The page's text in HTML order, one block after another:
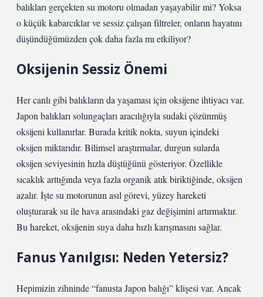
balıkları gerçekten su motoru olmadan yaşayabilir mi? Yoksa
o küçük kabarcıklar ve sessiz çalışan filtreler, onların hayatını
düşündüğümüzden çok daha fazla mı etkiliyor?
Oksijenin Sessiz Önemi
Her canlı gibi balıkların da yaşaması için oksijene ihtiyacı var.
Japon balıkları solungaçları aracılığıyla sudaki çözünmüş
oksijeni kullanırlar. Burada kritik nokta, suyun içindeki
oksijen miktarıdır. Bilimsel araştırmalar, durgun sularda
oksijen seviyesinin hızla düştüğünü gösteriyor. Özellikle
sıcaklık arttığında veya fazla organik atık biriktiğinde, oksijen
azalır. İşte su motorunun asıl görevi, yüzey hareketi
oluşturarak su ile hava arasındaki gaz değişimini artırmaktır.
Bu hareket, oksijenin suya daha hızlı karışmasını sağlar.
Fanus Yanılgısı: Neden Yetersiz?
Hepimizin zihninde “fanusta Japon balığı” klişesi var. Ancak